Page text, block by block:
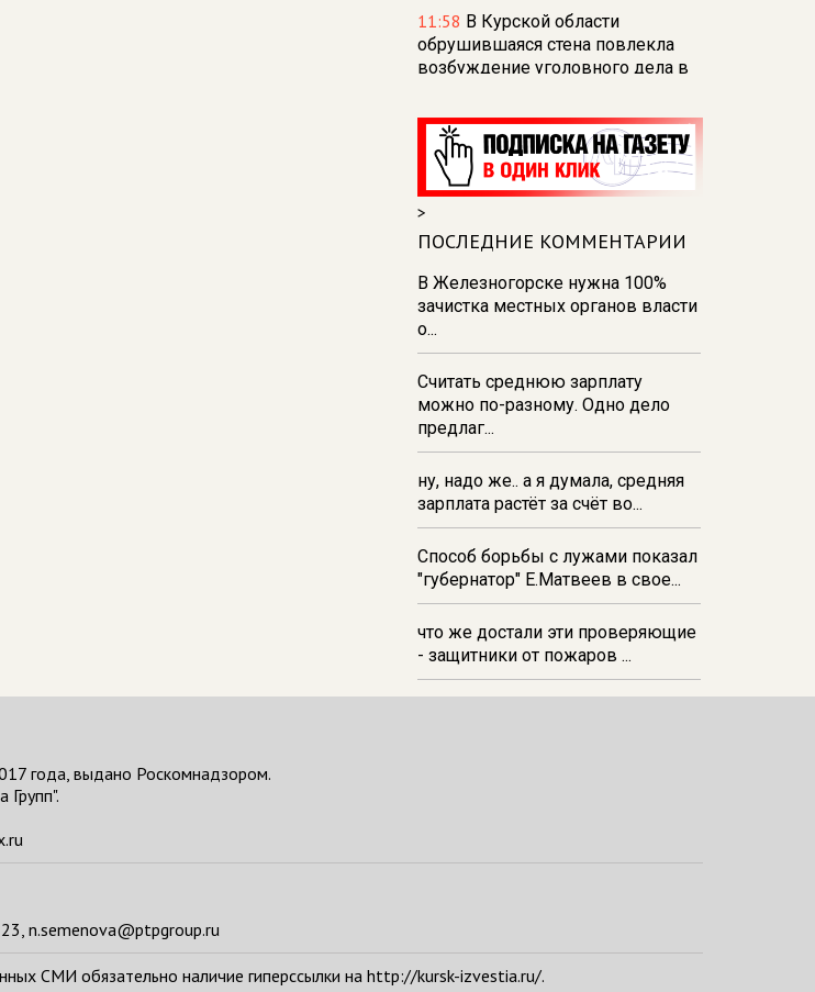
11:58 В Курской области
обрушившаяся стена повлекла
возбуждение уголовного дела в
11:52В Курске прокуратура
добивается выплаты более 1 млн
рублей зарплаты 32-м
работникам
11:47В Курской области мужчина
ложный донос
11:43
судят за мошенничество с
выплатами
11:28В Курске демонтировали
тарзанки для прыжков в воду на
реке Тускарь и Стрелецком озере
>
ПОСЛЕДНИЕ КОММЕНТАРИИ
В Железногорске нужна 100%
зачистка местных органов власти
о...
Считать среднюю зарплату
можно по-разному. Одно дело
предлаг...
ну, надо же.. а я думала, средняя
зарплата растёт за счёт во...
Способ борьбы с лужами показал
"губернатор" Е.Матвеев в свое...
что же достали эти проверяющие
- защитники от пожаров ...
года, выдано Роскомнадзором.
n.semenova@ptpgroup.ru
СМИ обязательно наличие гиперссылки на http://kursk-izvestia.ru/.